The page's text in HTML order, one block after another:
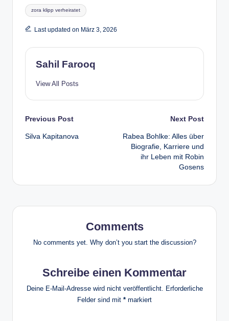
Tags:
zora klipp verheiratet
Last updated on März 3, 2026
Sahil Farooq
View All Posts
Post
navigation
Previous Post
Silva Kapitanova
Next Post
Rabea Bohlke: Alles über
Biografie, Karriere und
ihr Leben mit Robin
Gosens
Comments
No comments yet. Why don’t you start the discussion?
Schreibe einen Kommentar
Deine E-Mail-Adresse wird nicht veröffentlicht. Erforderliche
Felder sind mit * markiert